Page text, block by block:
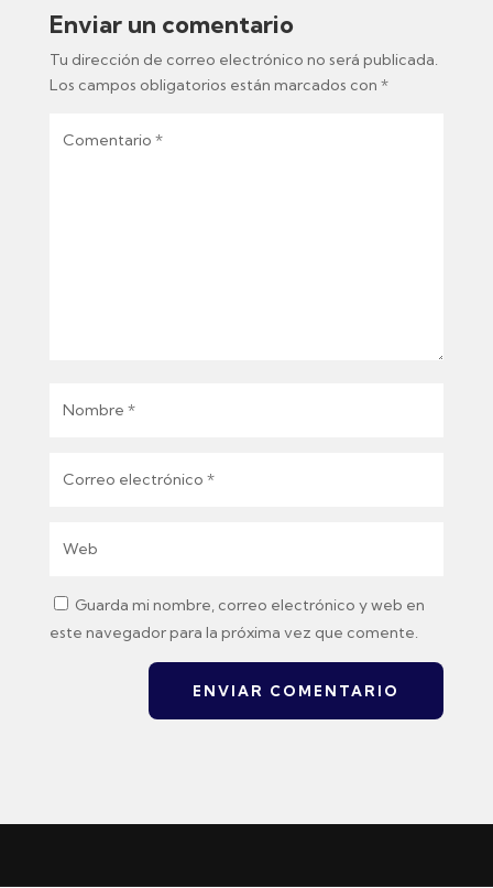
Enviar un comentario
Tu dirección de correo electrónico no será publicada.
Los campos obligatorios están marcados con *
Guarda mi nombre, correo electrónico y web en
este navegador para la próxima vez que comente.
ENVIAR COMENTARIO